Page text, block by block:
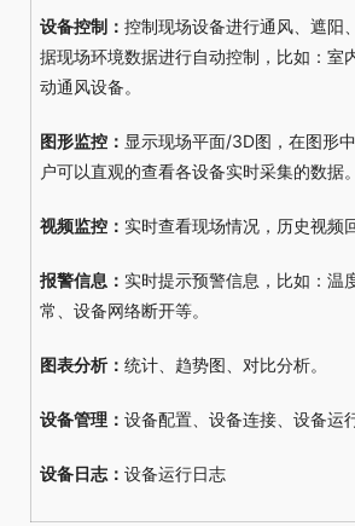
设备控制： 控制现场设备进行通风、遮阳
据现场环境数据进行自动控制，比如：室
动通风设备。
图形监控： 显示现场平面/3D图，在图形
户可以直观的查看各设备实时采集的数据。
视频监控： 实时查看现场情况，历史视频
报警信息： 实时提示预警信息，比如：温
常、设备网络断开等。
图表分析： 统计、趋势图、对比分析。
设备管理： 设备配置、设备连接、设备运
设备日志： 设备运行日志